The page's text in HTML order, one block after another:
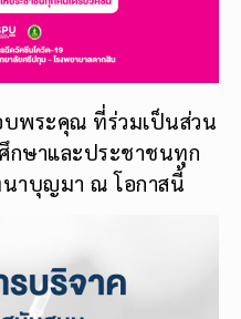
พระคุณ ที่ร่วมเป็นส่วน
กษาและประชาชนทุก
าบุญมา ณ โอกาสนี้